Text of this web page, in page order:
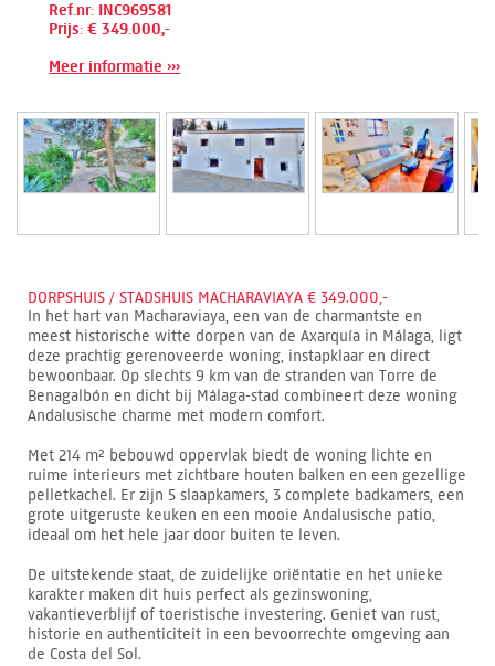
Ref.nr: INC969581
Prijs: € 349.000,-
Meer informatie ›››
DORPSHUIS / STADSHUIS MACHARAVIAYA € 349.000,-
In het hart van Macharaviaya, een van de charmantste en
meest historische witte dorpen van de Axarquía in Málaga, ligt
deze prachtig gerenoveerde woning, instapklaar en direct
bewoonbaar. Op slechts 9 km van de stranden van Torre de
Benagalbón en dicht bij Málaga-stad combineert deze woning
Andalusische charme met modern comfort.
Met 214 m² bebouwd oppervlak biedt de woning lichte en
ruime interieurs met zichtbare houten balken en een gezellige
pelletkachel. Er zijn 5 slaapkamers, 3 complete badkamers, een
grote uitgeruste keuken en een mooie Andalusische patio,
ideaal om het hele jaar door buiten te leven.
De uitstekende staat, de zuidelijke oriëntatie en het unieke
karakter maken dit huis perfect als gezinswoning,
vakantieverblijf of toeristische investering. Geniet van rust,
historie en authenticiteit in een bevoorrechte omgeving aan
de Costa del Sol.